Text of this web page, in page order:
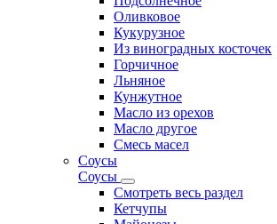
Оливковое
Кукурузное
Из виноградных косточек
Горчичное
Льняное
Кунжутное
Масло из орехов
Масло другое
Смесь масел
Соусы
Соусы
Смотреть весь раздел
Кетчупы